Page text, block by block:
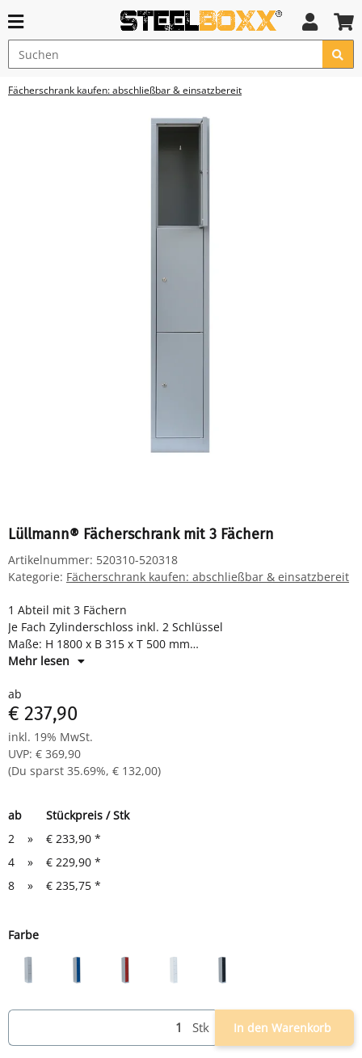
Fächerschrank kaufen: abschließbar & einsatzbereit
Lüllmann® Fächerschrank mit 3 Fächern
Artikelnummer: 520310-520318
Kategorie: Fächerschrank kaufen: abschließbar & einsatzbereit
1 Abteil mit 3 Fächern
Je Fach Zylinderschloss inkl. 2 Schlüssel
Maße: H 1800 x B 315 x T 500 mm
Komplett montiert und verschweißt - sofort einsatzbereit
Mehr lesen
ab
€ 237,90
inkl. 19% MwSt.
UVP: € 369,90
(Du sparst 35.69%, € 132,00)
ab
Stückpreis / Stk
2
» € 233,90 *
4
» € 229,90 *
8
» € 235,75 *
Farbe
Stk In den Warenkorb